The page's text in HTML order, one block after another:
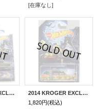
[在庫なし]
2014 KROGER EXCLUSIVE HALLOWEEN 【5種セット】
2014 KROGER EXCLUSIVE HALLOWEEN 【GHOSTBUSTERS ECTO-1】 ORANGE/5SP (予約不可）
1,820円(税込)